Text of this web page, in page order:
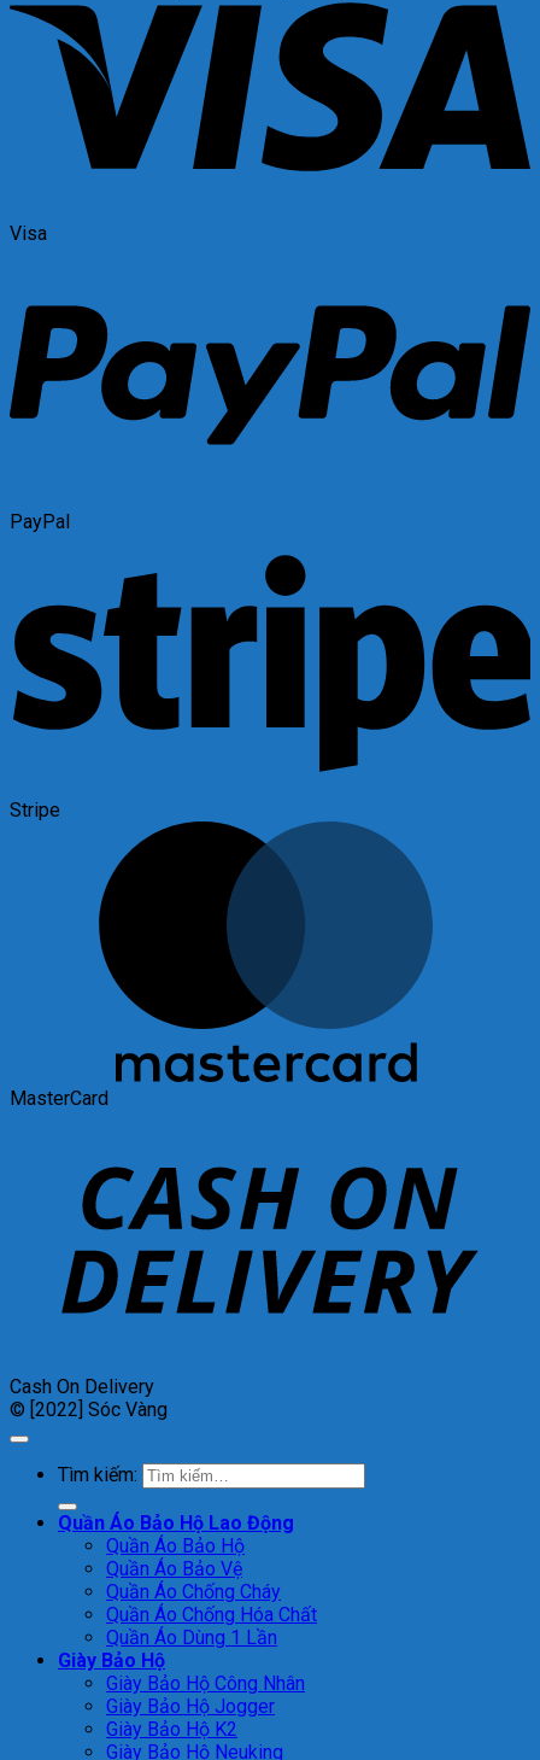
Visa
PayPal
Stripe
MasterCard
Cash On Delivery
© [2022] Sóc Vàng
Tìm kiếm:
Quần Áo Bảo Hộ Lao Động
Quần Áo Bảo Hộ
Quần Áo Bảo Vệ
Quần Áo Chống Cháy
Quần Áo Chống Hóa Chất
Quần Áo Dùng 1 Lần
Giày Bảo Hộ
Giày Bảo Hộ Công Nhân
Giày Bảo Hộ Jogger
Giày Bảo Hộ K2
Giày Bảo Hộ Neuking